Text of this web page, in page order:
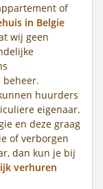
of
in Belgie
wij geen
huurders
eigenaar.
en deze graag
of verborgen
dan kun je bij
verhuren